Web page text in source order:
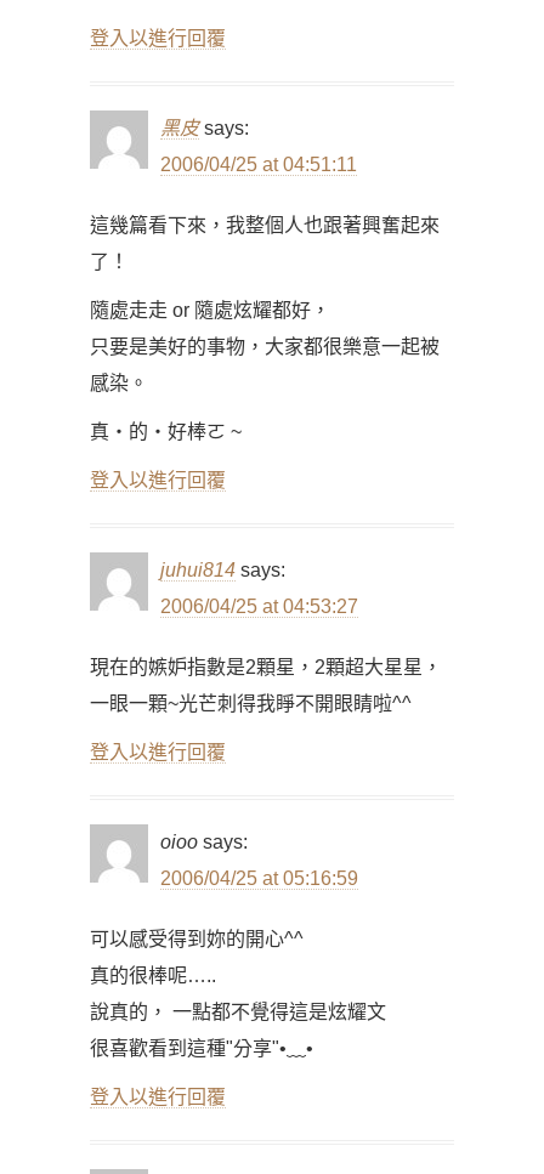
登入以進行回覆
黑皮 says:
2006/04/25 at 04:51:11
這幾篇看下來，我整個人也跟著興奮起來
了！
隨處走走 or 隨處炫耀都好，
只要是美好的事物，大家都很樂意一起被
感染。
真‧的‧好棒ㄛ ~
登入以進行回覆
juhui814 says:
2006/04/25 at 04:53:27
現在的嫉妒指數是2顆星，2顆超大星星，
一眼一顆~光芒刺得我睜不開眼睛啦^^
登入以進行回覆
oioo says:
2006/04/25 at 05:16:59
可以感受得到妳的開心^^
真的很棒呢…..
說真的， 一點都不覺得這是炫耀文
很喜歡看到這種"分享"•﹏•
登入以進行回覆